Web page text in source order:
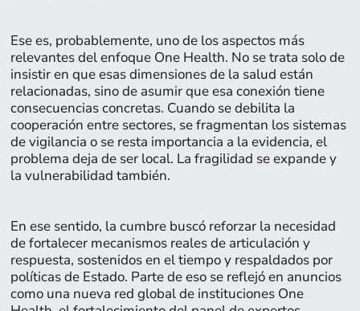
Ese es, probablemente, uno de los aspectos más
relevantes del enfoque One Health. No se trata solo de
insistir en que esas dimensiones de la salud están
relacionadas, sino de asumir que esa conexión tiene
consecuencias concretas. Cuando se debilita la
cooperación entre sectores, se fragmentan los sistemas
de vigilancia o se resta importancia a la evidencia, el
problema deja de ser local. La fragilidad se expande y
la vulnerabilidad también.
En ese sentido, la cumbre buscó reforzar la necesidad
de fortalecer mecanismos reales de articulación y
respuesta, sostenidos en el tiempo y respaldados por
políticas de Estado. Parte de eso se reflejó en anuncios
como una nueva red global de instituciones One
Página: